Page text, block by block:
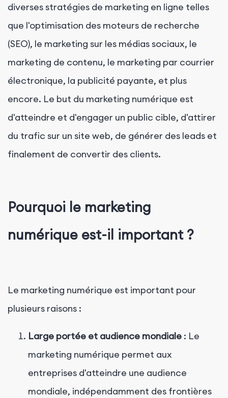
diverses stratégies de marketing en ligne telles
que l'optimisation des moteurs de recherche
(SEO), le marketing sur les médias sociaux, le
marketing de contenu, le marketing par courrier
électronique, la publicité payante, et plus
encore. Le but du marketing numérique est
d'atteindre et d'engager un public cible, d'attirer
du trafic sur un site web, de générer des leads et
finalement de convertir des clients.
Pourquoi le marketing
numérique est-il important ?
Le marketing numérique est important pour
plusieurs raisons :
Large portée et audience mondiale : Le
marketing numérique permet aux
entreprises d'atteindre une audience
mondiale, indépendamment des frontières